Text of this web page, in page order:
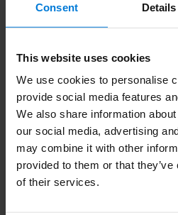
Consent Details
This website uses cookies
We use cookies to personalise
provide social media features
We also share information
our social media, advertising
may combine it with other
provided to them or that
of their services.
Haben Sie Fragen zu
Sie unserenKundendienstoder
203 59 02
Zuletzt angesehen